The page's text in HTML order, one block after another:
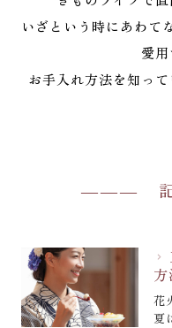
いざという時にあわて
愛用
お手入れ方法を知っ
chevron_right
花
夏